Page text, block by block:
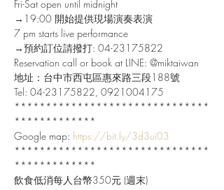
Fri-Sat open until midnight
→19:00 開始提供現場演奏表演
7 pm starts live performance
→預約訂位請撥打: 04-23175822
Reservation call or book at LINE: @miktaiwan
地址：台中市西屯區惠來路三段188號
Tel: 04-23175822, 0921004175
*******************************
*************
Google map: https://bit.ly/3d3ui03
*******************************
*************
飲食低消每人台幣350元 (週末)